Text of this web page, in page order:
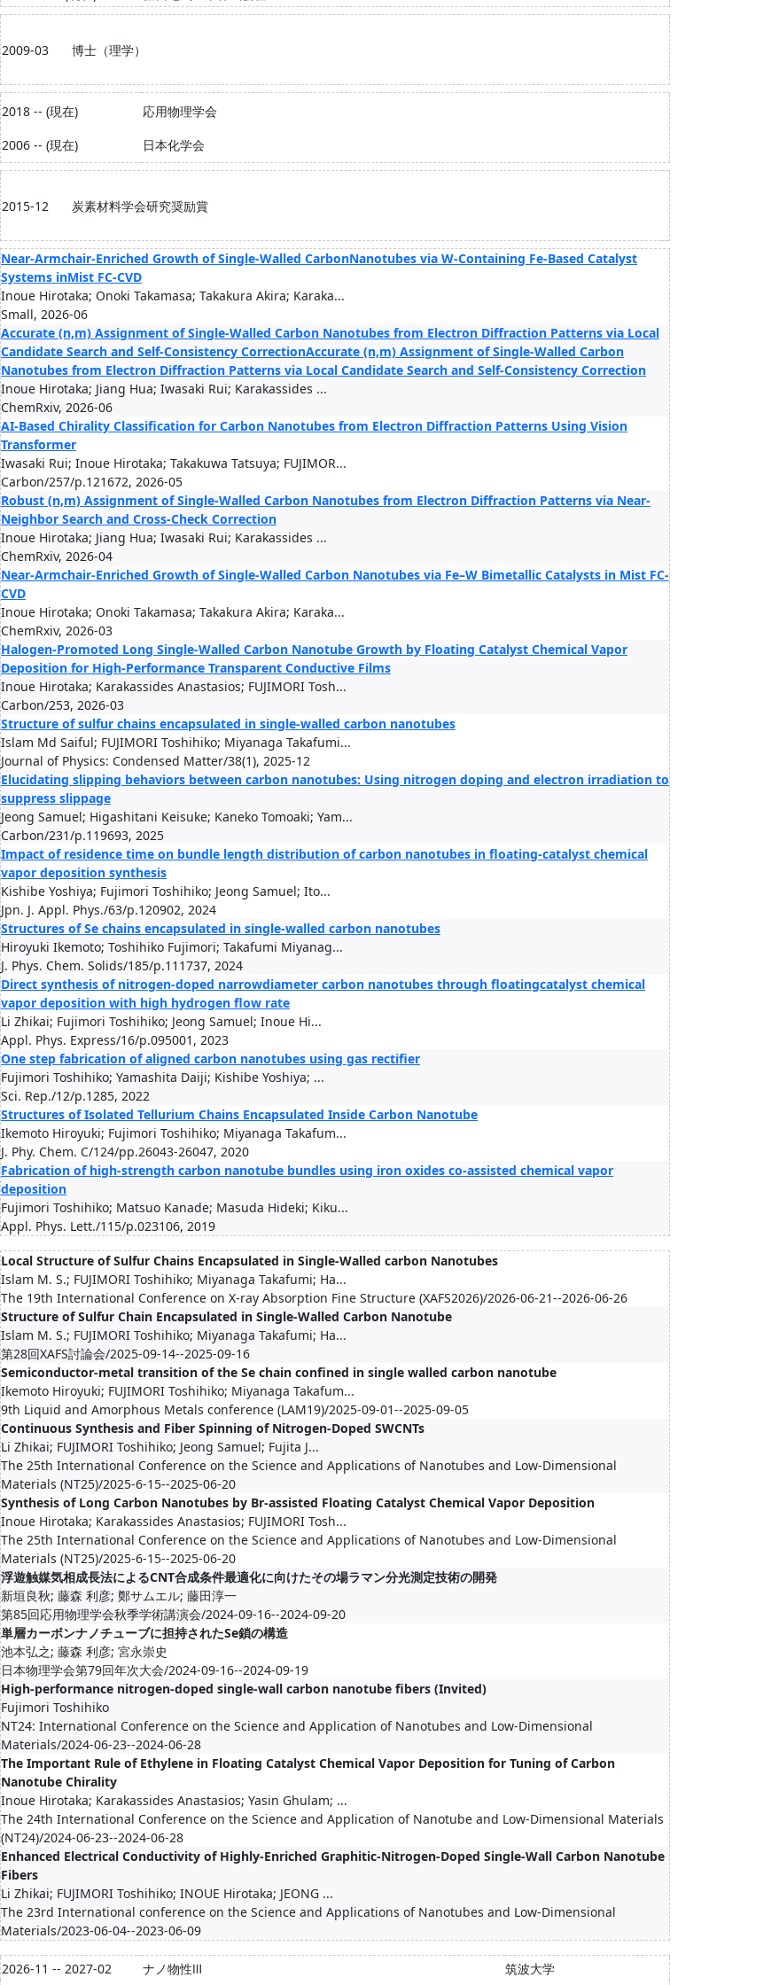
2009-03
博士（理学）
2018 -- (現在)
応用物理学会
2006 -- (現在)
日本化学会
2015-12
炭素材料学会研究奨励賞
Near-Armchair-Enriched Growth of Single-Walled CarbonNanotubes via W-Containing Fe-Based Catalyst
Systems inMist FC-CVD
Inoue Hirotaka; Onoki Takamasa; Takakura Akira; Karaka...
Small, 2026-06
Accurate (n,m) Assignment of Single-Walled Carbon Nanotubes from Electron Diffraction Patterns via Local
Candidate Search and Self-Consistency CorrectionAccurate (n,m) Assignment of Single-Walled Carbon
Nanotubes from Electron Diffraction Patterns via Local Candidate Search and Self-Consistency Correction
Inoue Hirotaka; Jiang Hua; Iwasaki Rui; Karakassides ...
ChemRxiv, 2026-06
AI-Based Chirality Classification for Carbon Nanotubes from Electron Diffraction Patterns Using Vision
Transformer
Iwasaki Rui; Inoue Hirotaka; Takakuwa Tatsuya; FUJIMOR...
Carbon/257/p.121672, 2026-05
Robust (n,m) Assignment of Single-Walled Carbon Nanotubes from Electron Diffraction Patterns via Near-
Neighbor Search and Cross-Check Correction
Inoue Hirotaka; Jiang Hua; Iwasaki Rui; Karakassides ...
ChemRxiv, 2026-04
Near-Armchair-Enriched Growth of Single-Walled Carbon Nanotubes via Fe–W Bimetallic Catalysts in Mist FC-
CVD
Inoue Hirotaka; Onoki Takamasa; Takakura Akira; Karaka...
ChemRxiv, 2026-03
Halogen-Promoted Long Single-Walled Carbon Nanotube Growth by Floating Catalyst Chemical Vapor
Deposition for High-Performance Transparent Conductive Films
Inoue Hirotaka; Karakassides Anastasios; FUJIMORI Tosh...
Carbon/253, 2026-03
Structure of sulfur chains encapsulated in single-walled carbon nanotubes
Islam Md Saiful; FUJIMORI Toshihiko; Miyanaga Takafumi...
Journal of Physics: Condensed Matter/38(1), 2025-12
Elucidating slipping behaviors between carbon nanotubes: Using nitrogen doping and electron irradiation to
suppress slippage
Jeong Samuel; Higashitani Keisuke; Kaneko Tomoaki; Yam...
Carbon/231/p.119693, 2025
Impact of residence time on bundle length distribution of carbon nanotubes in floating-catalyst chemical
vapor deposition synthesis
Kishibe Yoshiya; Fujimori Toshihiko; Jeong Samuel; Ito...
Jpn. J. Appl. Phys./63/p.120902, 2024
Structures of Se chains encapsulated in single-walled carbon nanotubes
Hiroyuki Ikemoto; Toshihiko Fujimori; Takafumi Miyanag...
J. Phys. Chem. Solids/185/p.111737, 2024
Direct synthesis of nitrogen-doped narrowdiameter carbon nanotubes through floatingcatalyst chemical
vapor deposition with high hydrogen flow rate
Li Zhikai; Fujimori Toshihiko; Jeong Samuel; Inoue Hi...
Appl. Phys. Express/16/p.095001, 2023
One step fabrication of aligned carbon nanotubes using gas rectifier
Fujimori Toshihiko; Yamashita Daiji; Kishibe Yoshiya; ...
Sci. Rep./12/p.1285, 2022
Structures of Isolated Tellurium Chains Encapsulated Inside Carbon Nanotube
Ikemoto Hiroyuki; Fujimori Toshihiko; Miyanaga Takafum...
J. Phy. Chem. C/124/pp.26043-26047, 2020
Fabrication of high-strength carbon nanotube bundles using iron oxides co-assisted chemical vapor
deposition
Fujimori Toshihiko; Matsuo Kanade; Masuda Hideki; Kiku...
Appl. Phys. Lett./115/p.023106, 2019
Local Structure of Sulfur Chains Encapsulated in Single-Walled carbon Nanotubes
Islam M. S.; FUJIMORI Toshihiko; Miyanaga Takafumi; Ha...
The 19th International Conference on X-ray Absorption Fine Structure (XAFS2026)/2026-06-21--2026-06-26
Structure of Sulfur Chain Encapsulated in Single-Walled Carbon Nanotube
Islam M. S.; FUJIMORI Toshihiko; Miyanaga Takafumi; Ha...
第28回XAFS討論会/2025-09-14--2025-09-16
Semiconductor-metal transition of the Se chain confined in single walled carbon nanotube
Ikemoto Hiroyuki; FUJIMORI Toshihiko; Miyanaga Takafum...
9th Liquid and Amorphous Metals conference (LAM19)/2025-09-01--2025-09-05
Continuous Synthesis and Fiber Spinning of Nitrogen-Doped SWCNTs
Li Zhikai; FUJIMORI Toshihiko; Jeong Samuel; Fujita J...
The 25th International Conference on the Science and Applications of Nanotubes and Low-Dimensional
Materials (NT25)/2025-6-15--2025-06-20
Synthesis of Long Carbon Nanotubes by Br-assisted Floating Catalyst Chemical Vapor Deposition
Inoue Hirotaka; Karakassides Anastasios; FUJIMORI Tosh...
The 25th International Conference on the Science and Applications of Nanotubes and Low-Dimensional
Materials (NT25)/2025-6-15--2025-06-20
浮遊触媒気相成長法によるCNT合成条件最適化に向けたその場ラマン分光測定技術の開発
新垣良秋; 藤森 利彦; 鄭サムエル; 藤田淳一
第85回応用物理学会秋季学術講演会/2024-09-16--2024-09-20
単層カーボンナノチューブに担持されたSe鎖の構造
池本弘之; 藤森 利彦; 宮永崇史
日本物理学会第79回年次大会/2024-09-16--2024-09-19
High-performance nitrogen-doped single-wall carbon nanotube fibers (Invited)
Fujimori Toshihiko
NT24: International Conference on the Science and Application of Nanotubes and Low-Dimensional
Materials/2024-06-23--2024-06-28
The Important Rule of Ethylene in Floating Catalyst Chemical Vapor Deposition for Tuning of Carbon
Nanotube Chirality
Inoue Hirotaka; Karakassides Anastasios; Yasin Ghulam; ...
The 24th International Conference on the Science and Application of Nanotube and Low-Dimensional Materials
(NT24)/2024-06-23--2024-06-28
Enhanced Electrical Conductivity of Highly-Enriched Graphitic-Nitrogen-Doped Single-Wall Carbon Nanotube
Fibers
Li Zhikai; FUJIMORI Toshihiko; INOUE Hirotaka; JEONG ...
The 23rd International conference on the Science and Applications of Nanotubes and Low-Dimensional
Materials/2023-06-04--2023-06-09
2026-11 -- 2027-02 ナノ物性Ⅲ
筑波大学